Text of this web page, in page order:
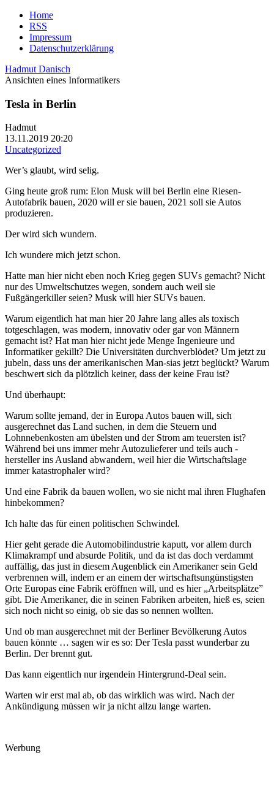
Home
RSS
Impressum
Datenschutzerklärung
Hadmut Danisch
Ansichten eines Informatikers
Tesla in Berlin
Hadmut
13.11.2019 20:20
Uncategorized
Wer’s glaubt, wird selig.
Ging heute groß rum: Elon Musk will bei Berlin eine Riesen-
Autofabrik bauen, 2020 will er sie bauen, 2021 soll sie Autos
produzieren.
Der wird sich wundern.
Ich wundere mich jetzt schon.
Hatte man hier nicht eben noch Krieg gegen SUVs gemacht? Nicht
nur des Umweltschutzes wegen, sondern auch weil sie
Fußgängerkiller seien? Musk will hier SUVs bauen.
Warum eigentlich hat man hier 20 Jahre lang alles als toxisch
totgeschlagen, was modern, innovativ oder gar von Männern
gemacht ist? Hat man hier nicht jede Menge Ingenieure und
Informatiker gekillt? Die Universitäten durchverblödet? Um jetzt zu
jubeln, dass uns der amerikanischen Man-sias jetzt beglückt? Warum
beschwert sich da plötzlich keiner, dass der keine Frau ist?
Und überhaupt:
Warum sollte jemand, der in Europa Autos bauen will, sich
ausgerechnet das Land suchen, in dem die Steuern und
Lohnnebenkosten am übelsten und der Strom am teuersten ist?
Während bei uns immer mehr Autozulieferer und teils auch -
hersteller ins Ausland abwandern, weil hier die Wirtschaftslage
immer katastrophaler wird?
Und eine Fabrik da bauen wollen, wo sie nicht mal ihren Flughafen
hinbekommen?
Ich halte das für einen politischen Schwindel.
Hier geht gerade die Automobilindustrie kaputt, vor allem durch
Klimakrampf und absurde Politik, und da ist das doch verdammt
auffällig, das just in diesem Augenblick ein Amerikaner sein Geld
verbrennen will, indem er an einem der wirtschaftsungünstigsten
Orte Europas eine Fabrik eröffnen will, und es hier „Arbeitsplätze”
gibt. Die Amerikaner, die in seinen Fabriken arbeiten, hieß es, seien
sich noch nicht so einig, ob sie das so nennen wollten.
Und ob man ausgerechnet mit der Berliner Bevölkerung Autos
bauen könnte … sagen wir es so: Der Tesla passt wunderbar zu
Berlin. Der brennt gut.
Das kann eigentlich nur irgendein Hintergrund-Deal sein.
Warten wir erst mal ab, ob das wirklich was wird. Nach der
Ankündigung müssen wir ja nicht allzu lange warten.
Werbung